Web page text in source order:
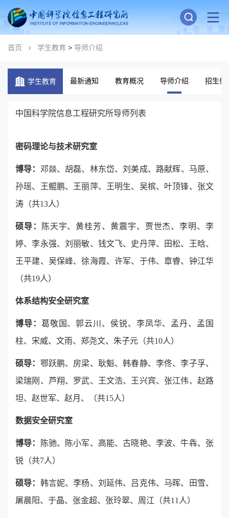
首页 学生教育 > 导师介绍
学生教育 最新通知 教育概况 导师介绍 招生信
中国科学院信息工程研究所导师列表
密码理论与技术研究室
博导： 邓燚、胡磊、林东岱、刘美成、路献辉、马原、
孙瑶、王鲲鹏、王丽萍、王明生、吴槟、叶顶锋、张文
涛（共13人）
硕导：
陈天宇、黄桂芳、黄震宇、贾世杰、李明、李
婷、李永强、刘丽敏、钱文飞、史丹萍、田松、王晗、
王平建、吴保峰、徐海霞、许军、于伟、章睿、钟江华
（共19人）
体系结构安全研究室
博导： 葛敬国、郭云川、侯锐、李凤华、孟丹、孟国
柱、宋威、文雨、郑尧文、朱子元（共10人）
硕导： 鄂跃鹏、房梁、耿魁、韩春静、李佟、李子孚、
梁瑞刚、芦翔、罗武、王文浩、王兴宾、张江伟、赵路
坦、赵世军、赵月、（共15人）
数据安全研究室
博导： 陈驰、陈小军、高能、古晓艳、李波、牛犇、张
锐（共7人）
硕导： 韩言妮、李杨、刘延伟、吕克伟、马晖、田雪、
屠晨阳、于晶、张金超、张玲翠、周江（共11人）